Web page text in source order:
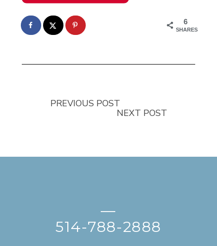
6
SHARES
PREVIOUS POST
NEXT POST
—
514-788-2888